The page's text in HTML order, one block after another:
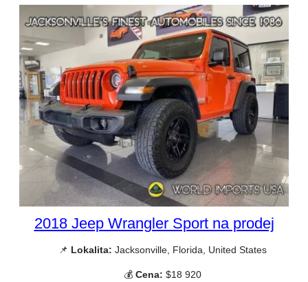
2018 Jeep Wrangler Sport na prodej
📌 Lokalita: Jacksonville, Florida, United States
💰 Cena: $18 920